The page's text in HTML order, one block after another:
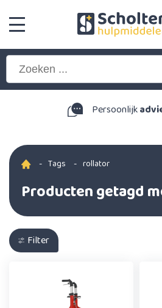
Persoonlijk
- Tags - rollator
Producten getagd
Filter